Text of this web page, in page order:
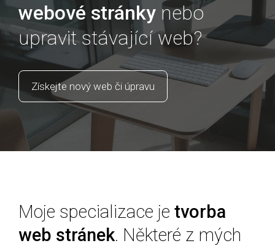
webové stránky nebo
upravit stávající web?
Získejte nový web či úpravu
Moje specializace je tvorba
web stránek. Některé z mých